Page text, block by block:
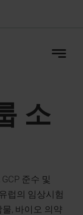
소
준수 및
럽의 임상시험
, 바이오 의약